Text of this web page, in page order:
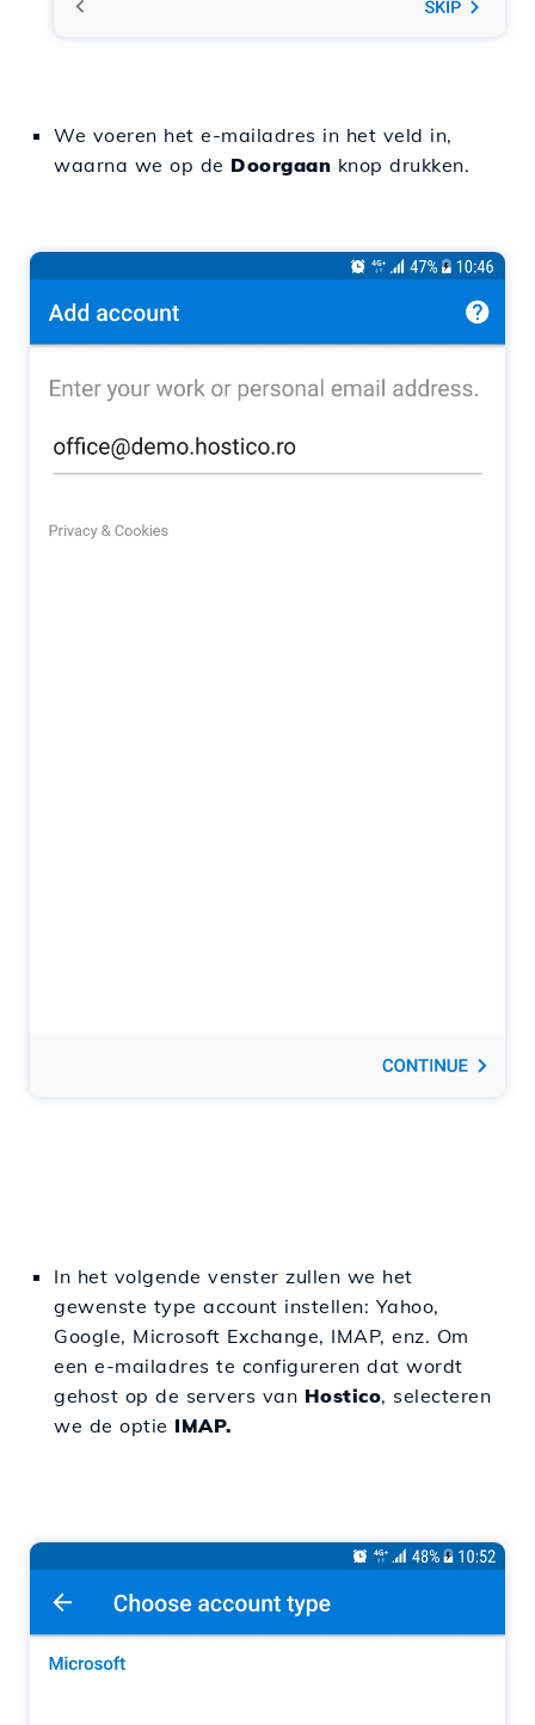
We voeren het e-mailadres in het veld in,
waarna we op de Doorgaan knop drukken.
In het volgende venster zullen we het
gewenste type account instellen: Yahoo,
Google, Microsoft Exchange, IMAP, enz. Om
een e-mailadres te configureren dat wordt
gehost op de servers van Hostico, selecteren
we de optie IMAP.